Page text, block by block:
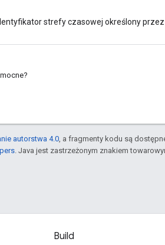
strefy czasowej określony przez
autorstwa 4.0 , a fragmenty kodu są
. Java jest zastrzeżonym znakiem
Build